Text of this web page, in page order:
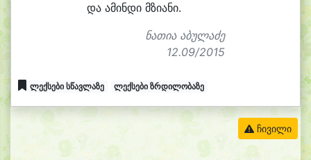
და ამინდი მზიანი.
ნათია აბულაძე
12.09/2015
ლექსები სწავლაზე ლექსები ზრდილობაზე
ჩივილი